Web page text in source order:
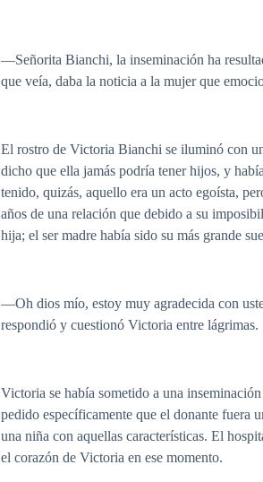
—Señorita Bianchi, la inseminación ha
que veía, daba la noticia a la mujer que
El rostro de Victoria Bianchi se iluminó con
dicho que ella jamás podría tener hijos, y
tenido, quizás, aquello era un acto egoísta,
años de una relación que debido a su
hija; el ser madre había sido su más grande
—Oh dios mío, estoy muy agradecida con
respondió y cuestionó Victoria entre lágrimas.
Victoria se había sometido a una
pedido específicamente que el donante fuera
una niña con aquellas características. El
el corazón de Victoria en ese momento.